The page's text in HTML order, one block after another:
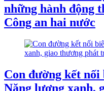
những hành động
Công an hai nước
Con đường kết
Năng lượng xanh,